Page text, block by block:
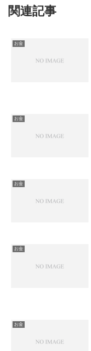
関連記事
お金
お金
お金
お金
お金